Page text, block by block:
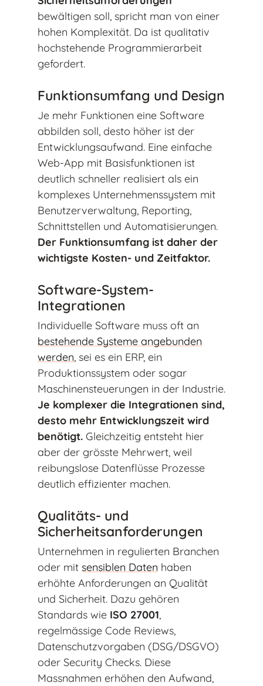
bewältigen soll, spricht man von einer
hohen Komplexität. Da ist qualitativ
hochstehende Programmierarbeit
gefordert.
Funktionsumfang und Design
Je mehr Funktionen eine Software
abbilden soll, desto höher ist der
Entwicklungsaufwand. Eine einfache
Web-App mit Basisfunktionen ist
deutlich schneller realisiert als ein
komplexes Unternehmenssystem mit
Benutzerverwaltung, Reporting,
Schnittstellen und Automatisierungen.
Der Funktionsumfang ist daher der
wichtigste Kosten- und Zeitfaktor.
Software-System-
Integrationen
Individuelle Software muss oft an
bestehende Systeme angebunden
werden, sei es ein ERP, ein
Produktionssystem oder sogar
Maschinensteuerungen in der Industrie.
Je komplexer die Integrationen sind,
desto mehr Entwicklungszeit wird
benötigt. Gleichzeitig entsteht hier
aber der grösste Mehrwert, weil
reibungslose Datenflüsse Prozesse
deutlich effizienter machen.
Qualitäts- und
Sicherheitsanforderungen
Unternehmen in regulierten Branchen
oder mit sensiblen Daten haben
erhöhte Anforderungen an Qualität
und Sicherheit. Dazu gehören
Standards wie ISO 27001,
regelmässige Code Reviews,
Datenschutzvorgaben (DSG/DSGVO)
oder Security Checks. Diese
Massnahmen erhöhen den Aufwand,